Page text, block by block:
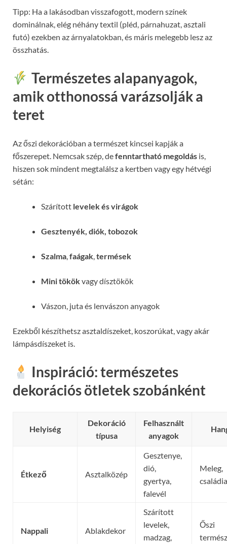
Tipp: Ha a lakásodban visszafogott, modern színek
dominálnak, elég néhány textil (pléd, párnahuzat, asztali
futó) ezekben az árnyalatokban, és máris melegebb lesz az
összhatás.
Természetes alapanyagok,
amik otthonossá varázsolják a
teret
Az őszi dekorációban a természet kincsei kapják a
főszerepet. Nemcsak szép, defenntartható megoldás is,
hiszen sok mindent megtalálsz a kertben vagy egy hétvégi
sétán:
Szárított levelek és virágok
Gesztenyék, diók, tobozok
Szalma faágak termések
Mini tökökvagy dísztökök
Vászon, juta és lenvászon anyagok
Ezekből készíthetsz asztaldíszeket, koszorúkat, vagy akár
lámpásdíszeket is.
Inspiráció: természetes
dekorációs ötletek szobánként
Helyiség
Dekoráció
típusa
Felhasznált
anyagok
Étkező Asztalközép
Gesztenye,
dió,
gyertya,
falevél
Meleg,
Nappali Ablakdekor
Szárított
levelek,
madzag,
Őszi